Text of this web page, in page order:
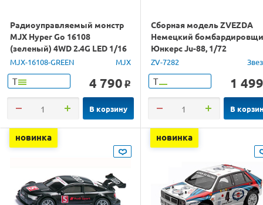
Радиоуправляемый монстр
MJX Hyper Go 16108
(зеленый) 4WD 2.4G LED 1/16
RTR
MJX-16108-GREEN MJX
Т 4 790 o
В корзину
Сборная модель ZVEZDA
Немецкий
Юнкерс Ju-88, 1/72
ZV-7282
Т 1 499
В
новинка новинка